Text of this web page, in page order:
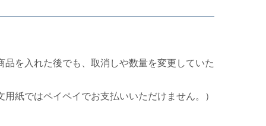
を入れた後でも、取消しや数量を変更していた
紙ではペイペイでお支払いいただけません。）